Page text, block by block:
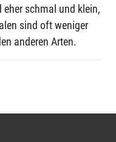
eher schmal und klein,
sind oft weniger
anderen Arten.